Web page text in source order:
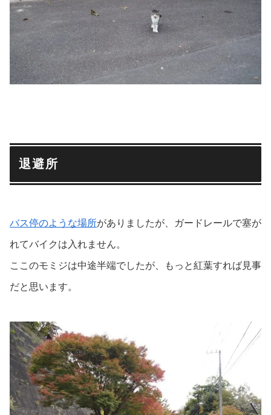
退避所
バス停のような場所がありましたが、ガードレールで塞が
れてバイクは入れません。
ここのモミジは中途半端でしたが、もっと紅葉すれば見事
だと思います。